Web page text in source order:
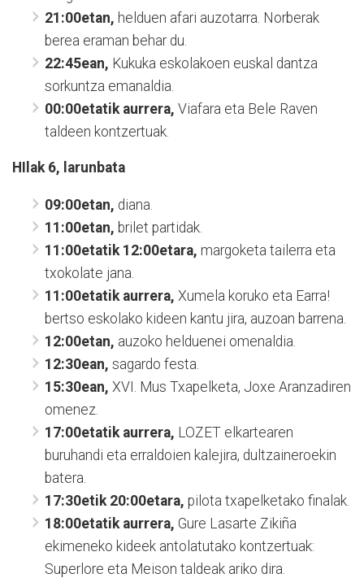
21:00etan, helduen afari auzotarra. Norberak
berea eraman behar du.
22:45ean, Kukuka eskolakoen euskal dantza
sorkuntza emanaldia.
00:00etatik aurrera, Viafara eta Bele Raven
taldeen kontzertuak.
HIlak 6, larunbata
09:00etan, diana.
11:00etan, brilet partidak.
11:00etatik 12:00etara, margoketa tailerra eta
txokolate jana.
11:00etatik aurrera, Xumela koruko eta Earra!
bertso eskolako kideen kantu jira, auzoan barrena.
12:00etan, auzoko helduenei omenaldia.
12:30ean, sagardo festa.
15:30ean, XVI. Mus Txapelketa, Joxe Aranzadiren
omenez.
17:00etatik aurrera, LOZET elkartearen
buruhandi eta erraldoien kalejira, dultzaineroekin
batera.
17:30etik 20:00etara, pilota txapelketako finalak.
18:00etatik aurrera, Gure Lasarte Zikiña
ekimeneko kideek antolatutako kontzertuak:
Superlore eta Meison taldeak ariko dira.